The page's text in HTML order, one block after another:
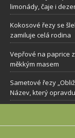
limonády, čaje i
Kokosové řezy se
zamiluje celá rodina
Vepřové na paprice
měkkým masem
Sametové řezy
Název, který